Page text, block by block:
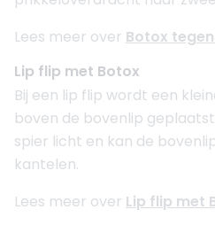
Lees meer over Botox
Lip flip met Botox
Bij een lip flip wordt een
boven de bovenlip
spier licht en kan de
kantelen.
Lees meer over Lip flip met